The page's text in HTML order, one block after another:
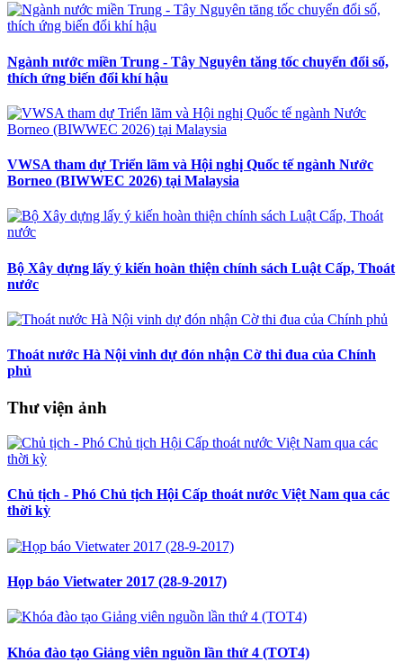
Ngành nước miền Trung - Tây Nguyên tăng tốc chuyển đổi số,
thích ứng biến đổi khí hậu
VWSA tham dự Triển lãm và Hội nghị Quốc tế ngành Nước
Borneo (BIWWEC 2026) tại Malaysia
Bộ Xây dựng lấy ý kiến hoàn thiện chính sách Luật Cấp, Thoát
nước
Thoát nước Hà Nội vinh dự đón nhận Cờ thi đua của Chính
phủ
Thư viện ảnh
Chủ tịch - Phó Chủ tịch Hội Cấp thoát nước Việt Nam qua các
thời kỳ
Họp báo Vietwater 2017 (28-9-2017)
Khóa đào tạo Giảng viên nguồn lần thứ 4 (TOT4)